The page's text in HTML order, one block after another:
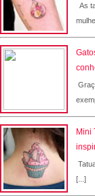
As
Mini
[...]